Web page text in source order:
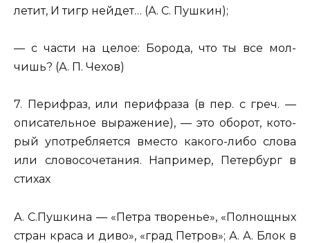
летит, И тигр ней­дет… (А. С. Пуш­кин);
— с части на целое:
Бо­ро­да, что ты все мол­
чишь? (А. П. Чехов)
7. Пе­ри­фраз, или пе­ри­фра­за (в пер. с греч. —
опи­са­тель­ное вы­ра­же­ние), — это обо­рот, ко­то­
рый упо­треб­ля­ет­ся вме­сто ка­ко­го-либо слова
или сло­во­со­че­та­ния. На­при­мер, Пе­тер­бург в
сти­хах
А. С.Пуш­ки­на — «Петра тво­ре­нье», «Пол­нощ­ных
стран краса и диво», «град Пет­ров»; А. А. Блок в